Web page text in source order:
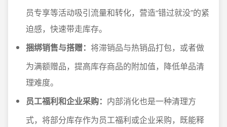
员专享等活动吸引流量和转化，营造“错过就没”的紧
迫感，快速带走库存。
捆绑销售与搭赠： 将滞销品与热销品打包，或者做
为满额赠品，提高库存商品的附加值，降低单品清
理难度。
员工福利和企业采购： 内部消化也是一种清理方
式，将部分库存作为员工福利或企业采购，既能释